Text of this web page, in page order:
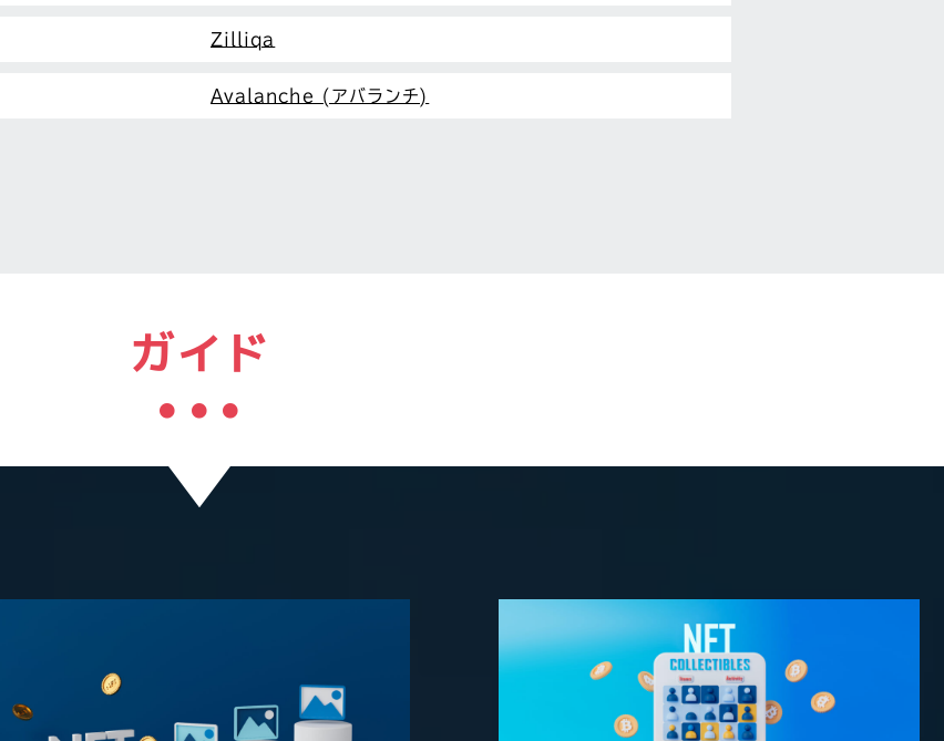
Zilliqa
Avalanche (アバランチ)
ガイド